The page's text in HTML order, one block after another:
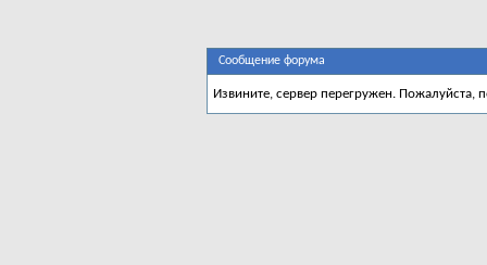
Сообщение форума
Извините, сервер перегружен. Пожалуйста,